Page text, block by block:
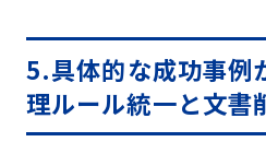
5.具体的な成功事例
理ルール統一と文書